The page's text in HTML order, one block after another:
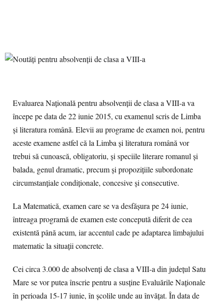
Evaluarea Naţională pentru absolvenţii de clasa a VIII-a va
începe pe data de 22 iunie 2015, cu examenul scris de Limba
şi literatura română. Elevii au programe de examen noi, pentru
aceste examene astfel că la Limba şi literatura română vor
trebui să cunoască, obligatoriu, şi speciile literare romanul şi
balada, genul dramatic, precum şi propoziţiile subordonate
circumstanţiale condiţionale, concesive şi consecutive.
La Matematică, examen care se va desfăşura pe 24 iunie,
întreaga programă de examen este concepută diferit de cea
existentă până acum, iar accentul cade pe adaptarea limbajului
matematic la situaţii concrete.
Cei circa 3.000 de absolvenţi de clasa a VIII-a din judeţul Satu
Mare se vor putea înscrie pentru a susţine Evaluările Naţionale
în perioada 15-17 iunie, în şcolile unde au învăţat. În data de